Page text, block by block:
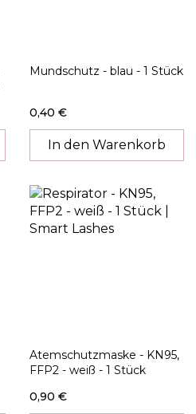
Mundschutz - blau - 1 Stück
0,40 €
In den Warenkorb
Atemschutzmaske - KN95,
FFP2 - weiß - 1 Stück
0,90 €